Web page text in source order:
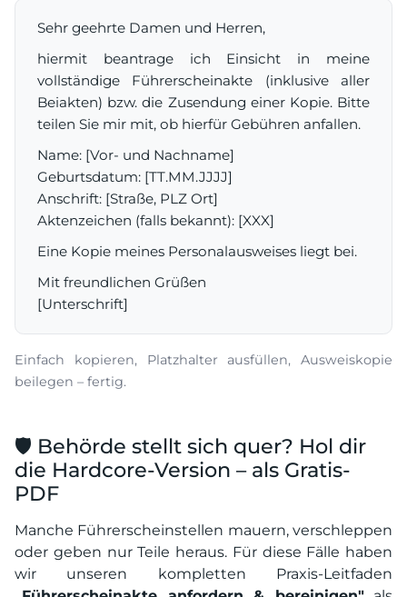
Sehr geehrte Damen und Herren,
hiermit beantrage ich Einsicht in meine
vollständige Führerscheinakte (inklusive aller
Beiakten) bzw. die Zusendung einer Kopie. Bitte
teilen Sie mir mit, ob hierfür Gebühren anfallen.
Name: [Vor- und Nachname]
Geburtsdatum: [TT.MM.JJJJ]
Anschrift: [Straße, PLZ Ort]
Aktenzeichen (falls bekannt): [XXX]
Eine Kopie meines Personalausweises liegt bei.
Mit freundlichen Grüßen
[Unterschrift]
Einfach kopieren, Platzhalter ausfüllen, Ausweiskopie
beilegen – fertig.
🛡️ Behörde stellt sich quer? Hol dir
die Hardcore-Version – als Gratis-
PDF
Manche Führerscheinstellen mauern, verschleppen
oder geben nur Teile heraus. Für diese Fälle haben
wir unseren kompletten Praxis-Leitfaden